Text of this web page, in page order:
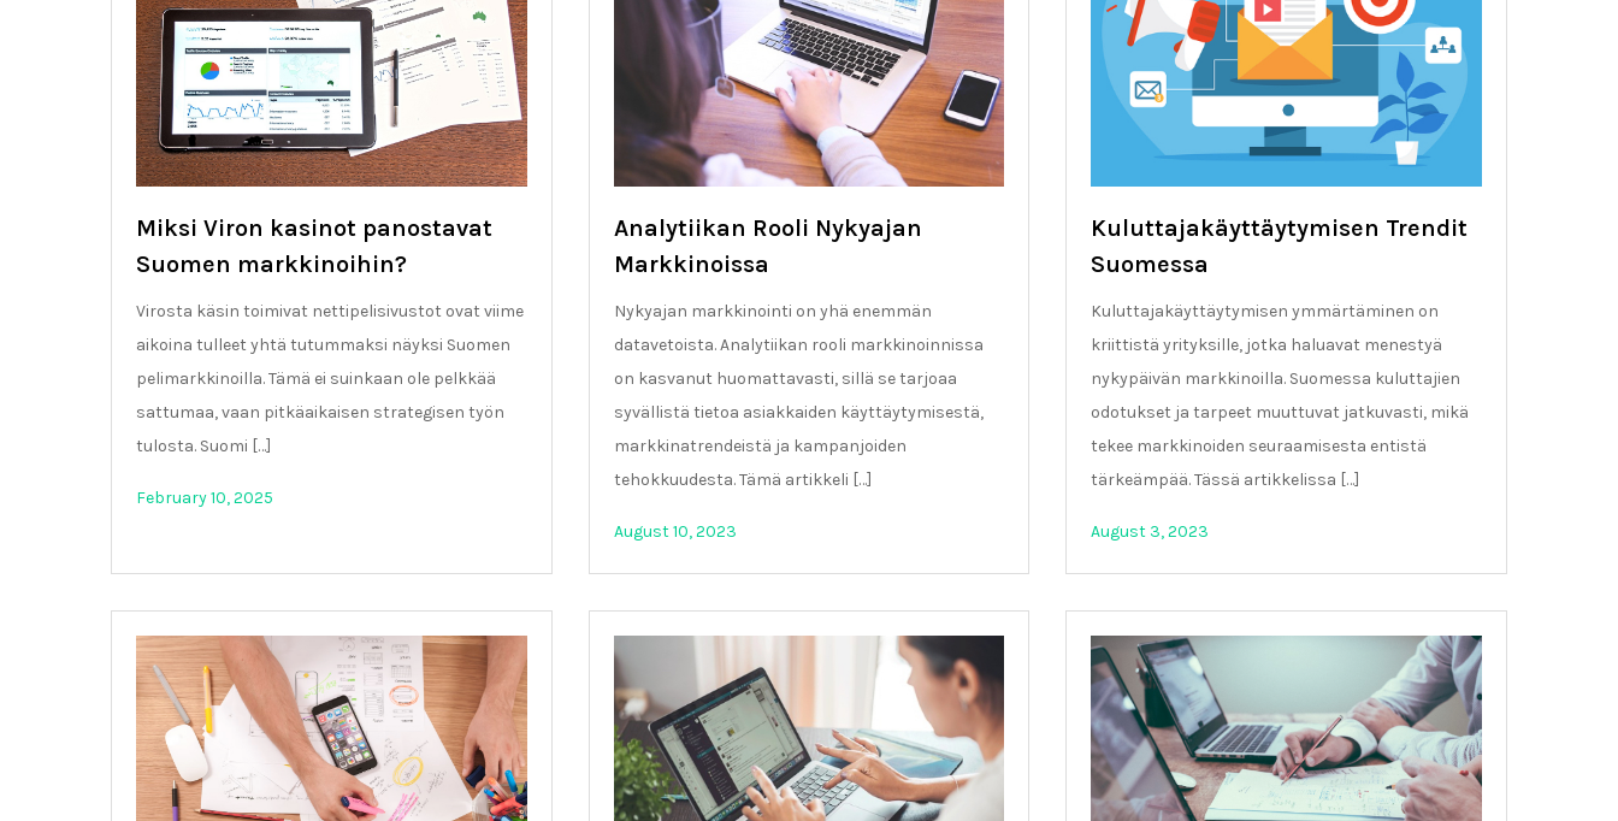
Miksi Viron kasinot panostavat
Suomen markkinoihin?
Virosta käsin toimivat nettipelisivustot ovat viime
aikoina tulleet yhtä tutummaksi näyksi Suomen
pelimarkkinoilla. Tämä ei suinkaan ole pelkkää
sattumaa, vaan pitkäaikaisen strategisen työn
tulosta. Suomi […]
February 10, 2025
Analytiikan Rooli Nykyajan
Markkinoissa
Nykyajan markkinointi on yhä enemmän
datavetoista. Analytiikan rooli markkinoinnissa
on kasvanut huomattavasti, sillä se tarjoaa
syvällistä tietoa asiakkaiden käyttäytymisestä,
markkinatrendeistä ja kampanjoiden
tehokkuudesta. Tämä artikkeli […]
August 10, 2023
Kuluttajakäyttäytymisen Trendit
Suomessa
Kuluttajakäyttäytymisen ymmärtäminen on
kriittistä yrityksille, jotka haluavat menestyä
nykypäivän markkinoilla. Suomessa kuluttajien
odotukset ja tarpeet muuttuvat jatkuvasti, mikä
tekee markkinoiden seuraamisesta entistä
tärkeämpää. Tässä artikkelissa […]
August 3, 2023